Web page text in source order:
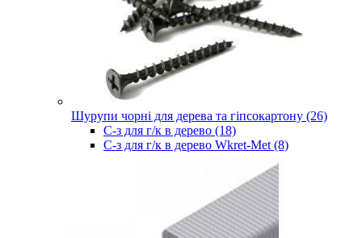
Шурупи чорні для дерева та гіпсокартону (26)
С-з для г/к в дерево (18)
С-з для г/к в дерево Wkret-Met (8)